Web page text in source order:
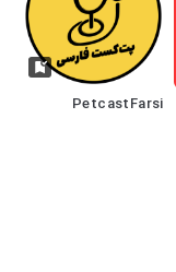
PetcastFarsi